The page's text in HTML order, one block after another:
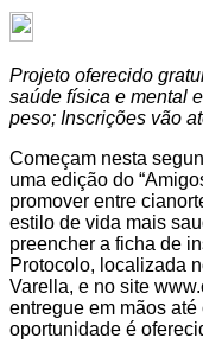
Projeto oferecido
saúde física e mental
peso; Inscrições vão
Começam nesta
uma edição do
promover entre
estilo de vida mais
preencher a ficha de
Protocolo, localizada
Varella, e no site
entregue em mãos
oportunidade é